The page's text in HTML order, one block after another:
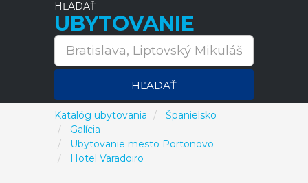
HĽADAŤ
UBYTOVANIE
HĽADAŤ
Katalóg ubytovania
Španielsko
Galícia
Ubytovanie mesto Portonovo
Hotel Varadoiro